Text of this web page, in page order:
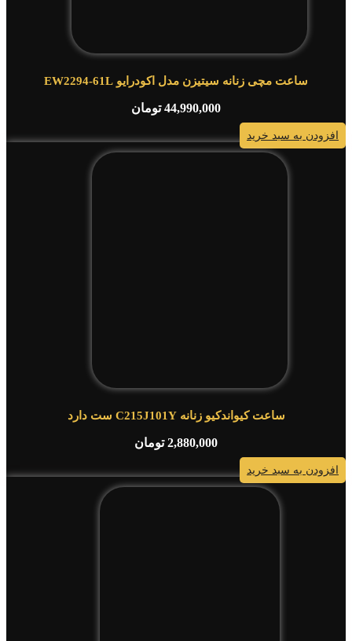
ساعت مچی زنانه سیتیزن مدل اکودرایو EW2294-61L
44,990,000 تومان
افزودن به سبد خرید
ساعت کیواندکیو زنانه C215J101Y ست دارد
2,880,000 تومان
افزودن به سبد خرید